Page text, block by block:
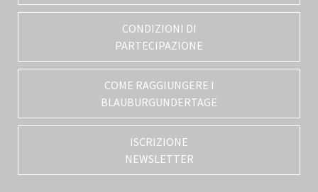
CONDIZIONI DI
PARTECIPAZIONE
COME RAGGIUNGERE I
BLAUBURGUNDERTAGE
ISCRIZIONE
NEWSLETTER